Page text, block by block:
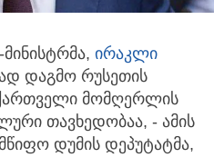
ირაკლი
დაგმო რუსეთის
მომღერლის
თავხედობაა, - ამის
დუმის დეპუტატმა,